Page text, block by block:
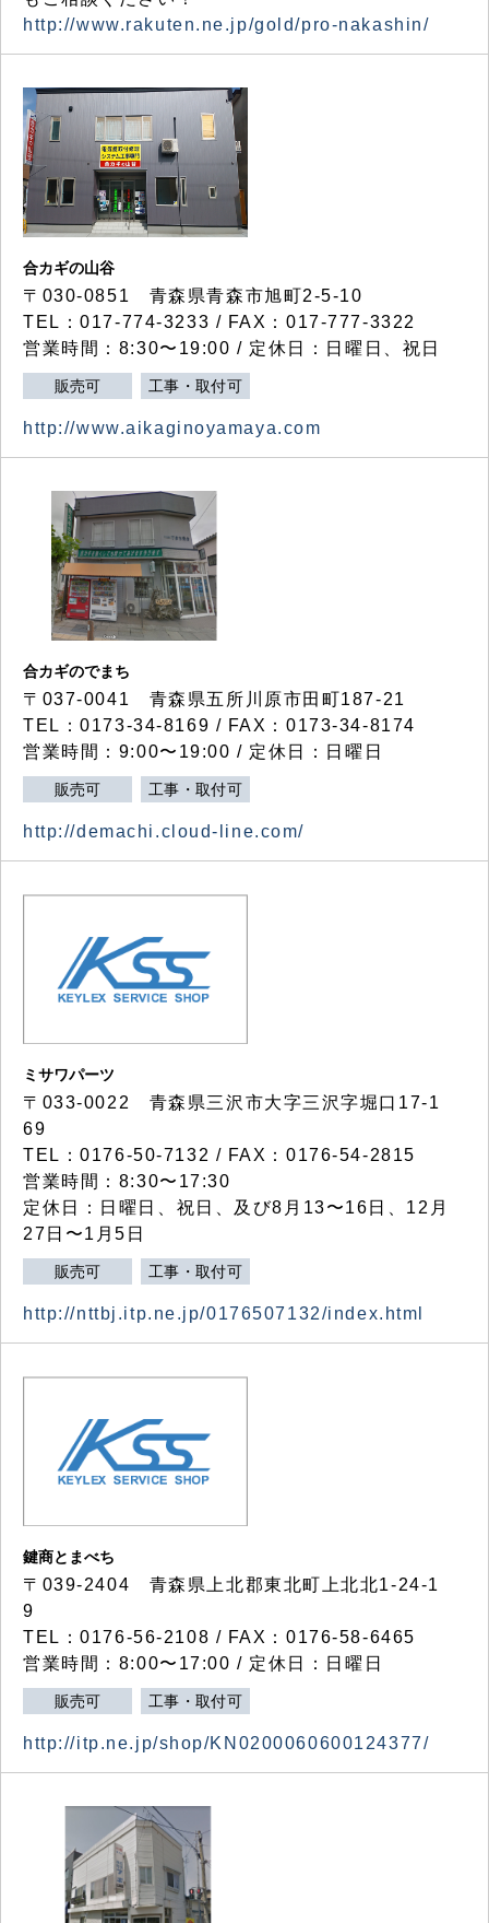
http://www.rakuten.ne.jp/gold/pro-nakashin/
合カギの山谷
〒030-0851 青森県青森市旭町2-5-10
TEL：017-774-3233 / FAX：017-777-3322
営業時間：8:30〜19:00 / 定休日：日曜日、祝日
販売可 工事・取付可
http://www.aikaginoyamaya.com
合カギのでまち
〒037-0041 青森県五所川原市田町187-21
TEL：0173-34-8169 / FAX：0173-34-8174
営業時間：9:00〜19:00 / 定休日：日曜日
販売可 工事・取付可
http://demachi.cloud-line.com/
ミサワパーツ
〒033-0022 青森県三沢市大字三沢字堀口17-1
69
TEL：0176-50-7132 / FAX：0176-54-2815
営業時間：8:30〜17:30
定休日：日曜日、祝日、及び8月13〜16日、12月
27日〜1月5日
販売可 工事・取付可
http://nttbj.itp.ne.jp/0176507132/index.html
鍵商とまべち
〒039-2404 青森県上北郡東北町上北北1-24-1
9
TEL：0176-56-2108 / FAX：0176-58-6465
営業時間：8:00〜17:00 / 定休日：日曜日
販売可 工事・取付可
http://itp.ne.jp/shop/KN0200060600124377/